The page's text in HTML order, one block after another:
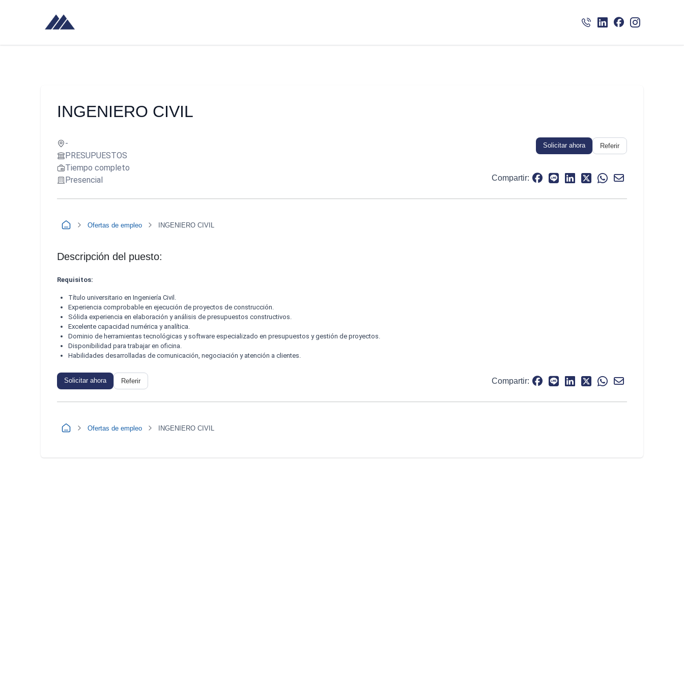
INGENIERO CIVIL
-
PRESUPUESTOS
Tiempo completo
Presencial
Solicitar ahora Referir
Compartir:
Ofertas de empleo INGENIERO CIVIL
Descripción del puesto:
Requisitos:
Título universitario en Ingeniería Civil.
Experiencia comprobable en ejecución de proyectos de construcción.
Sólida experiencia en elaboración y análisis de presupuestos constructivos.
Excelente capacidad numérica y analítica.
Dominio de herramientas tecnológicas y software especializado en presupuestos y gestión de proyectos.
Disponibilidad para trabajar en oficina.
Habilidades desarrolladas de comunicación, negociación y atención a clientes.
Solicitar ahora Referir Compartir:
Ofertas de empleo INGENIERO CIVIL